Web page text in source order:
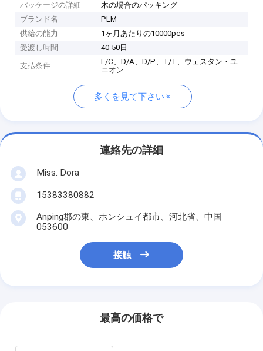
パッケージの詳細
木の場合のパッキング
ブランド名
PLM
供給の能力
1ヶ月あたりの10000pcs
受渡し時間
40-50日
支払条件
L/C、D/A、D/P、T/T、ウェスタン・ユ
ニオン
多くを見て下さい
連絡先の詳細
Miss. Dora
15383380882
Anping郡の東、ホンシュイ都市、河北省、中国
053600
接触
最高の価格で